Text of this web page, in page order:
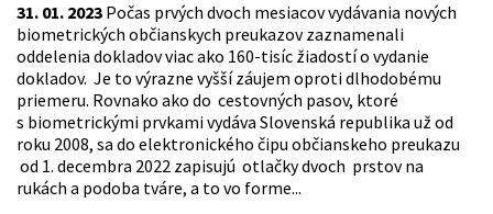
31. 01. 2023 Počas prvých dvoch mesiacov vydávania nových
biometrických občianskych preukazov zaznamenali
oddelenia dokladov viac ako 160-tisíc žiadostí o vydanie
dokladov. Je to výrazne vyšší záujem oproti dlhodobému
priemeru. Rovnako ako do cestovných pasov, ktoré
s biometrickými prvkami vydáva Slovenská republika už od
roku 2008, sa do elektronického čipu občianskeho preukazu
od 1. decembra 2022 zapisujú otlačky dvoch prstov na
rukách a podoba tváre, a to vo forme...